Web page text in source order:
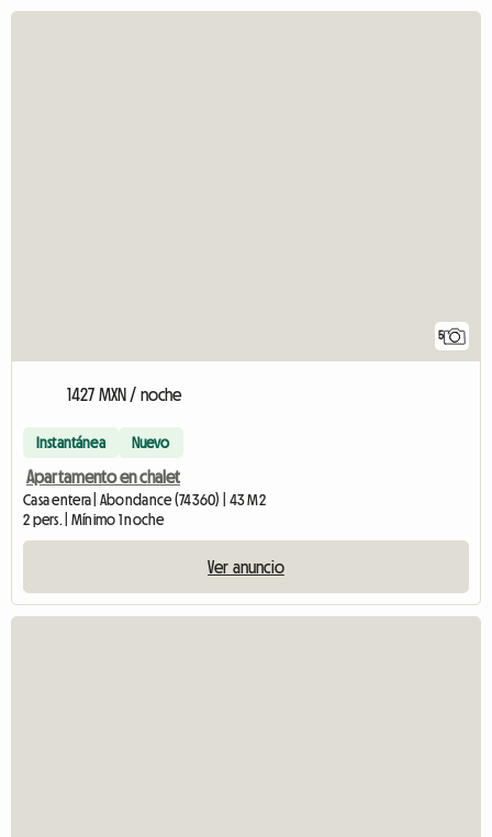
5
1427 MXN / noche
Instantánea Nuevo
Apartamento en chalet
Casa entera | Abondance (74360) | 43 M2
2 pers. | Mínimo 1 noche
Ver anuncio